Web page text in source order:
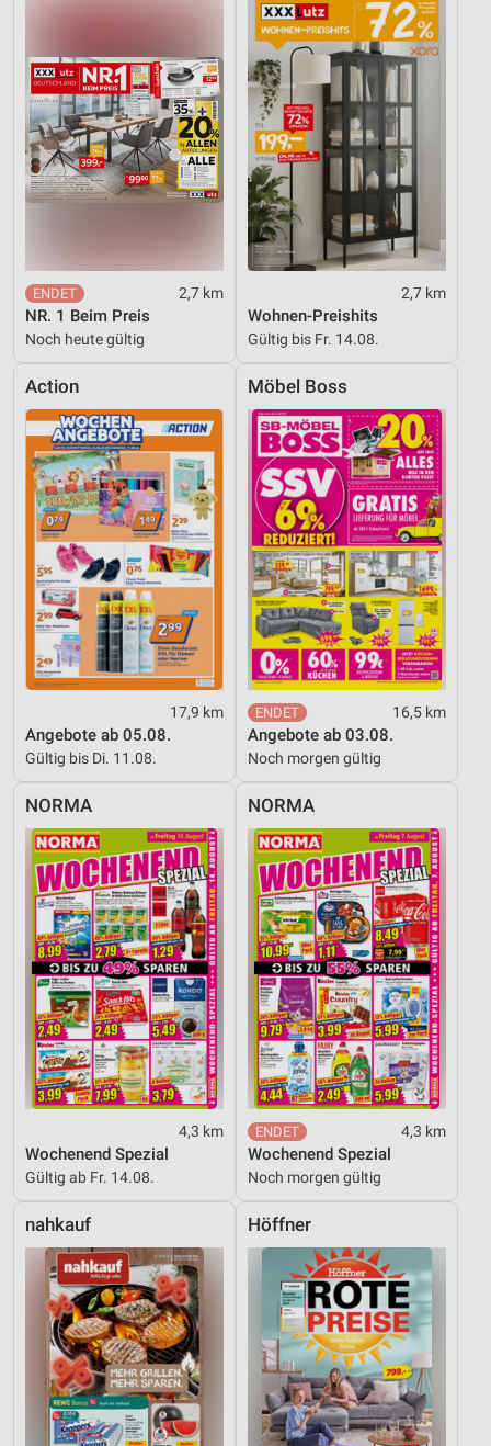
2,7 km
NR. 1 Beim Preis
Noch heute gültig
2,7 km
Wohnen-Preishits
Gültig bis Fr. 14.08.
Action
17,9 km
Angebote ab 05.08.
Gültig bis Di. 11.08.
Möbel Boss
16,5 km
Angebote ab 03.08.
Noch morgen gültig
NORMA
4,3 km
Wochenend Spezial
Gültig ab Fr. 14.08.
NORMA
4,3 km
Wochenend Spezial
Noch morgen gültig
nahkauf Höffner
Werbung